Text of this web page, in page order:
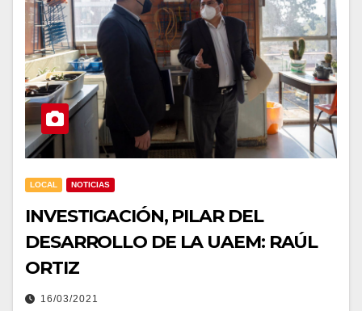
LOCAL NOTICIAS
INVESTIGACIÓN, PILAR DEL
DESARROLLO DE LA UAEM: RAÚL
ORTIZ
16/03/2021